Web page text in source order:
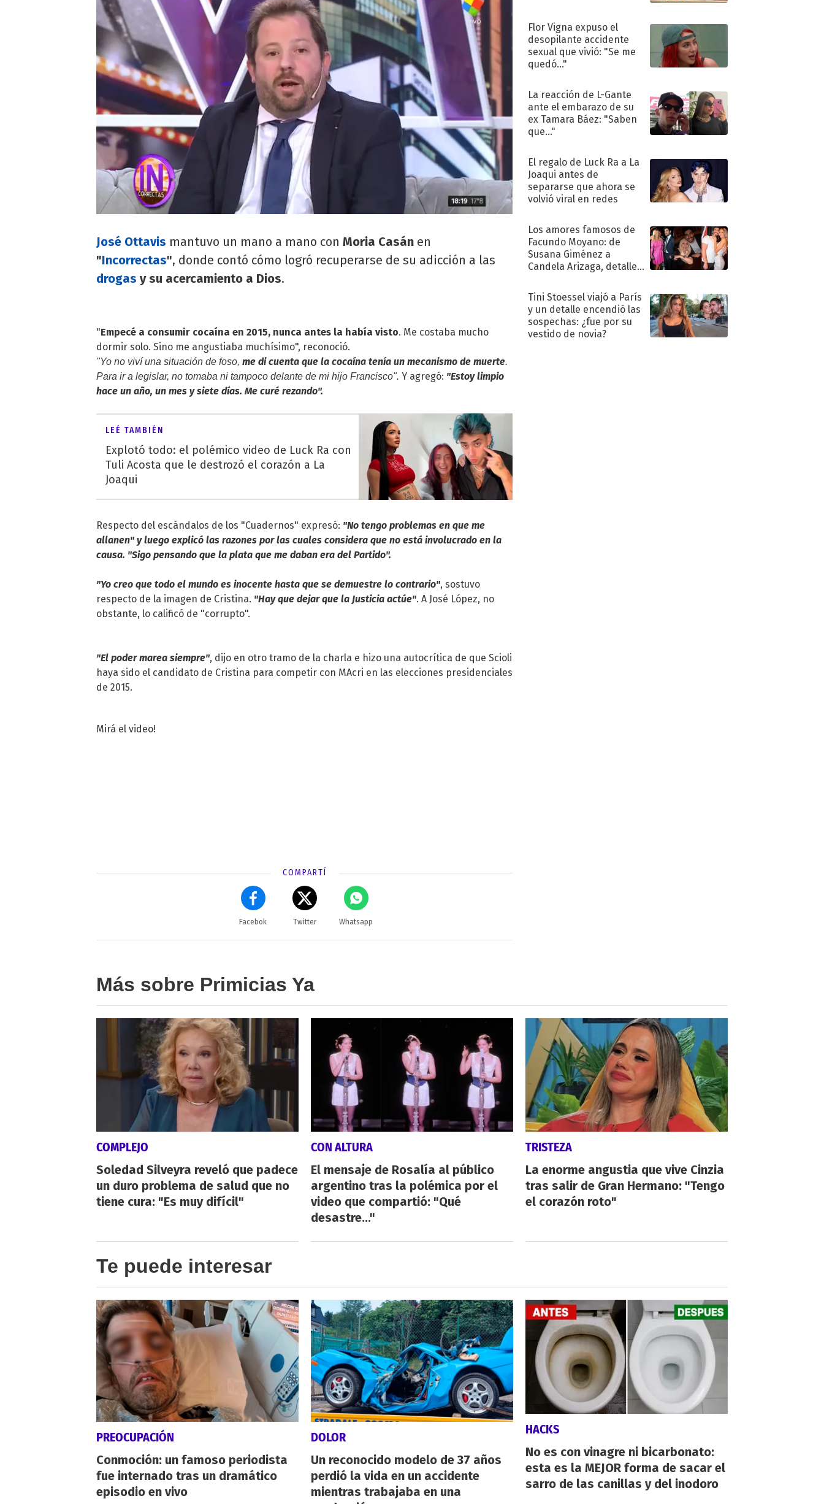
José Ottavis mantuvo un mano a mano con Moria Casán en
"Incorrectas", donde contó cómo logró recuperarse de su adicción a las
drogas y su acercamiento a Dios.
"Empecé a consumir cocaína en 2015, nunca antes la había visto. Me costaba mucho
dormir solo. Sino me angustiaba muchísimo", reconoció.
"Yo no viví una situación de foso, me di cuenta que la cocaína tenía un mecanismo de muerte.
Para ir a legislar, no tomaba ni tampoco delante de mi hijo Francisco". Y agregó: "Estoy limpio
hace un año, un mes y siete días. Me curé rezando".
LEÉ TAMBIÉN
Explotó todo: el polémico video de Luck Ra con
Tuli Acosta que le destrozó el corazón a La
Joaqui
Respecto del escándalos de los "Cuadernos" expresó: "No tengo problemas en que me
allanen" y luego explicó las razones por las cuales considera que no está involucrado en la
causa. "Sigo pensando que la plata que me daban era del Partido".
"Yo creo que todo el mundo es inocente hasta que se demuestre lo contrario", sostuvo
respecto de la imagen de Cristina. "Hay que dejar que la Justicia actúe". A José López, no
obstante, lo calificó de "corrupto".
"El poder marea siempre", dijo en otro tramo de la charla e hizo una autocrítica de que Scioli
haya sido el candidato de Cristina para competir con MAcri en las elecciones presidenciales
de 2015.
Mirá el video!
COMPARTÍ
Facebok Twitter Whatsapp
Flor Vigna expuso el
desopilante accidente
sexual que vivió: "Se me
quedó..."
La reacción de L-Gante
ante el embarazo de su
ex Tamara Báez: "Saben
que..."
El regalo de Luck Ra a La
Joaqui antes de
separarse que ahora se
volvió viral en redes
Los amores famosos de
Facundo Moyano: de
Susana Giménez a
Candela Arizaga, detalles
sentimental
Tini Stoessel viajó a París
y un detalle encendió las
sospechas: ¿fue por su
vestido de novia?
Más sobre Primicias Ya
COMPLEJO
Soledad Silveyra reveló que padece
un duro problema de salud que no
tiene cura: "Es muy difícil"
CON ALTURA
El mensaje de Rosalía al público
argentino tras la polémica por el
video que compartió: "Qué
desastre..."
TRISTEZA
La enorme angustia que vive Cinzia
tras salir de Gran Hermano: "Tengo
el corazón roto"
Te puede interesar
PREOCUPACIÓN
Conmoción: un famoso periodista
fue internado tras un dramático
episodio en vivo
DOLOR
Un reconocido modelo de 37 años
perdió la vida en un accidente
mientras trabajaba en una
HACKS
No es con vinagre ni bicarbonato:
esta es la MEJOR forma de sacar el
sarro de las canillas y del inodoro